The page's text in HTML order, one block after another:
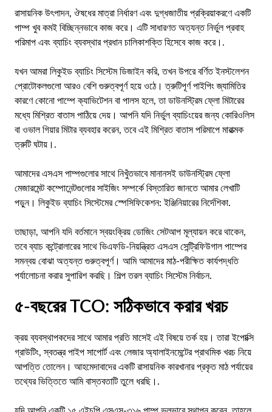
রাসায়নিক উৎপাদন, ঔষধের মাত্রা নির্ধারণ এবং দুগ্ধজাতীয় প্রক্রিয়াকরণে একটি
পাম্প খুব কমই বিচ্ছিন্নভাবে কাজ করে। এটি সাধারণত অত্যন্ত নির্ভুল প্রবাহ
পরিমাপ এবং ব্যাচিং ব্যবস্থার প্রধান চালিকাশক্তি হিসেবে কাজ করে।.
যখন আমরা লিকুইড ব্যাচিং সিস্টেম ডিজাইন করি, তখন উপরে বর্ণিত ইনস্টলেশন
প্রোটোকলগুলো আরও বেশি গুরুত্বপূর্ণ হয়ে ওঠে। ত্রুটিপূর্ণ পাইপিং জ্যামিতির
কারণে কোনো পাম্পে ক্যাভিটেশন বা পালস হলে, তা ডাউনস্ট্রিম ফ্লো মিটারের
মধ্যে মিশ্রিত বাতাস পাঠিয়ে দেয়। আপনি যদি নির্ভুল ব্যাচিংয়ের জন্য কোরিওলিস
বা ওভাল গিয়ার মিটার ব্যবহার করেন, তবে এই মিশ্রিত বাতাস পরিমাপে মারাত্মক
ত্রুটি ঘটায়।.
আমাদের এসএস পাম্পগুলোর সাথে নিখুঁতভাবে মানানসই ডাউনস্ট্রিম ফ্লো
মেজারমেন্ট কম্পোনেন্টগুলোর সাইজিং সম্পর্কে বিস্তারিত জানতে আমার লেখাটি
পড়ুন। লিকুইড ব্যাচিং সিস্টেমের স্পেসিফিকেশন: ইঞ্জিনিয়ারের নির্দেশিকা.
তাছাড়া, আপনি যদি বর্তমানে স্বয়ংক্রিয় ডোজিং সেটআপ মূল্যায়ন করে থাকেন,
তবে ব্যাচ কন্ট্রোলারের সাথে ভিএফডি-নিয়ন্ত্রিত এসএস সেন্ট্রিফিউগাল পাম্পের
সমন্বয় বোঝা অত্যন্ত গুরুত্বপূর্ণ। আমি আমাদের মাঠ-পরীক্ষিত কার্যপদ্ধতি
পর্যালোচনা করার সুপারিশ করছি। শিল্প তরল ব্যাচিং সিস্টেম নির্বাচন.
৫-বছরের TCO: সঠিকভাবে করার খরচ
ক্রয় ব্যবস্থাপকদের সাথে আমার প্রতি মাসেই এই বিষয়ে তর্ক হয়। তারা ইপোক্সি
গ্রাউটিং, স্বতন্ত্র পাইপ সাপোর্ট এবং লেজার অ্যালাইনমেন্টের প্রাথমিক খরচ নিয়ে
আপত্তি তোলেন। আহমেদাবাদের একটি রাসায়নিক কারখানার প্রকৃত মাঠ পর্যায়ের
তথ্যের ভিত্তিতে আমি বাস্তবতাটি তুলে ধরছি।.